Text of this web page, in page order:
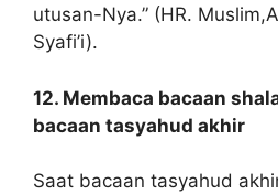
utusan-Nya.” (HR.
Syafi’i).
12. Membaca bacaan
bacaan tasyahud akhir
Saat bacaan tasyahud